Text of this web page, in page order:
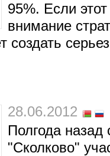
95%. Если
внимание
создать
28.06.2012
Полгода
"Сколково"